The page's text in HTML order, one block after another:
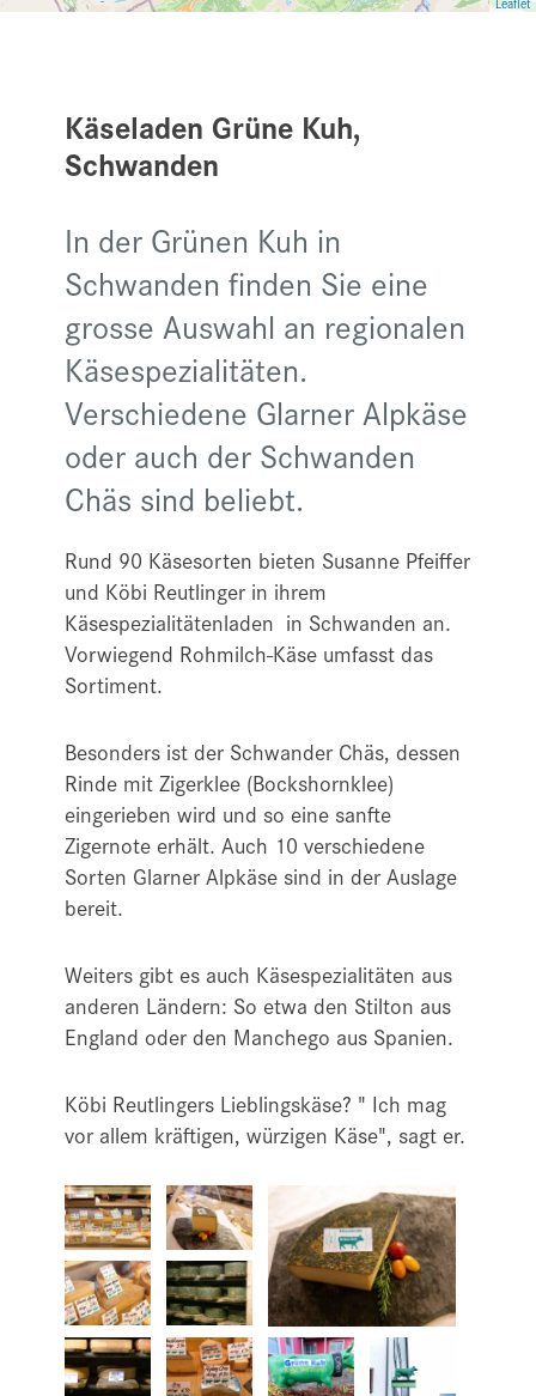
Käseladen Grüne Kuh,
Schwanden
In der Grünen Kuh in
Schwanden finden Sie eine
grosse Auswahl an regionalen
Käsespezialitäten.
Verschiedene Glarner Alpkäse
oder auch der Schwanden
Chäs sind beliebt.
Rund 90 Käsesorten bieten Susanne Pfeiffer
und Köbi Reutlinger in ihrem
Käsespezialitätenladen in Schwanden an.
Vorwiegend Rohmilch-Käse umfasst das
Sortiment.
Besonders ist der Schwander Chäs, dessen
Rinde mit Zigerklee (Bockshornklee)
eingerieben wird und so eine sanfte
Zigernote erhält. Auch 10 verschiedene
Sorten Glarner Alpkäse sind in der Auslage
bereit.
Weiters gibt es auch Käsespezialitäten aus
anderen Ländern: So etwa den Stilton aus
England oder den Manchego aus Spanien.
Köbi Reutlingers Lieblingskäse? " Ich mag
vor allem kräftigen, würzigen Käse", sagt er.